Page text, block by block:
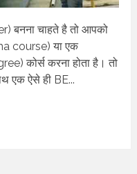
बनना चाहते है तो आपको
course) या एक
कोर्स करना होता है। तो
एक ऐसे ही BE...